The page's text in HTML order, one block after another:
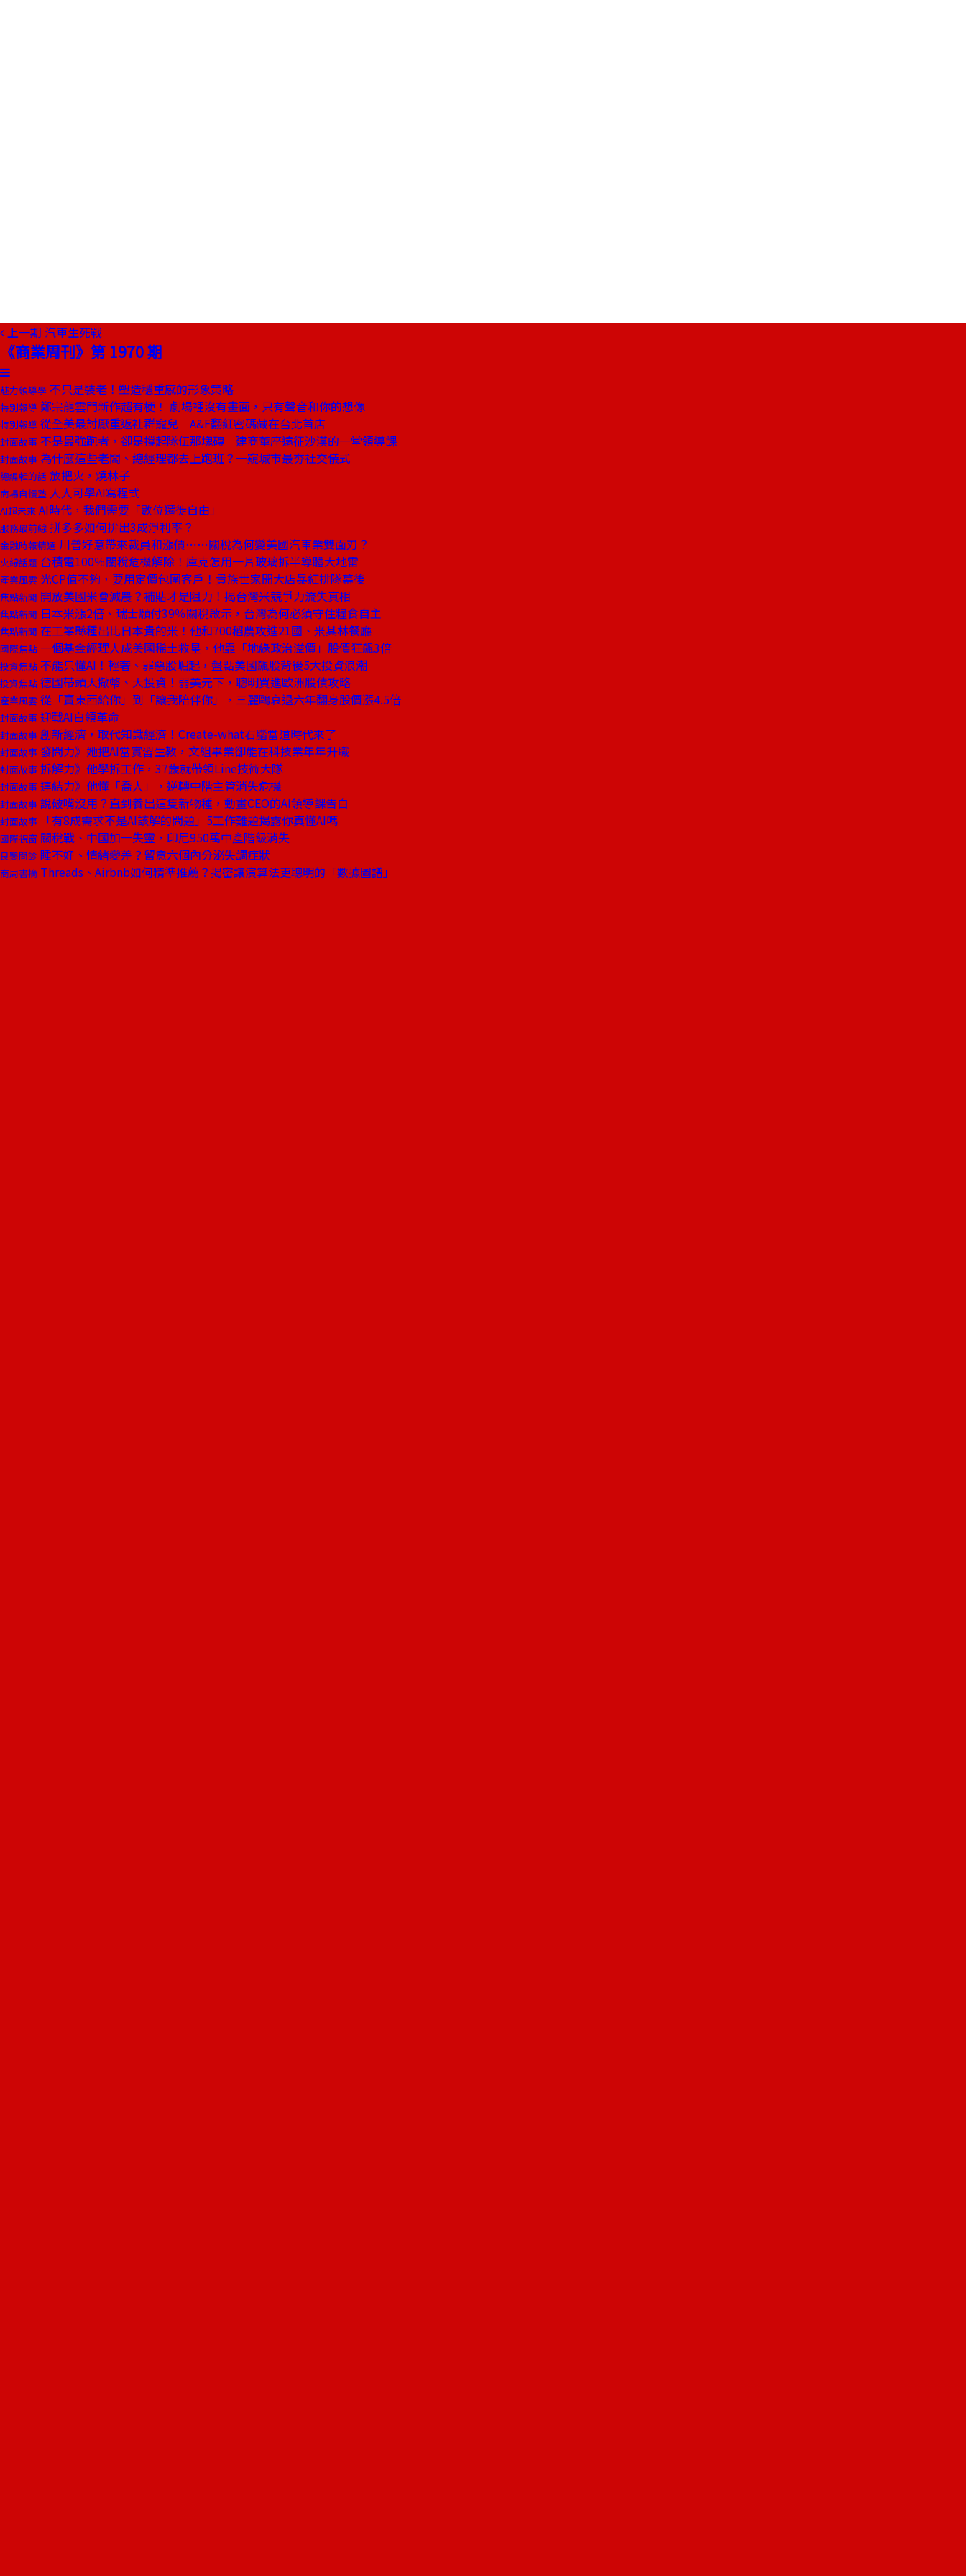
上一期 汽車生死戰
《商業周刊》第 1970 期
魅力領導學 不只是裝老！塑造穩重感的形象策略
特別報導 鄭宗龍雲門新作超有梗！ 劇場裡沒有畫面，只有聲音和你的想像
特別報導 從全美最討厭重返社群寵兒 A&F翻紅密碼藏在台北首店
封面故事 不是最強跑者，卻是撐起隊伍那塊磚 建商董座遠征沙漠的一堂領導課
封面故事 為什麼這些老闆、總經理都去上跑班？一窺城市最夯社交儀式
總編輯的話 放把火，燒林子
商場自慢塾 人人可學AI寫程式
AI超未來 AI時代，我們需要「數位遷徙自由」
服務最前線 拼多多如何拚出3成淨利率？
金融時報精選 川普好意帶來裁員和漲價⋯⋯關稅為何變美國汽車業雙面刃？
火線話題 台積電100％關稅危機解除！庫克怎用一片玻璃拆半導體大地雷
產業風雲 光CP值不夠，要用定價包圍客戶！貴族世家開大店暴紅排隊幕後
焦點新聞 開放美國米會滅農？補貼才是阻力！揭台灣米競爭力流失真相
焦點新聞 日本米漲2倍、瑞士願付39％關稅啟示，台灣為何必須守住糧食自主
焦點新聞 在工業縣種出比日本貴的米！他和700稻農攻進21國、米其林餐廳
國際焦點 一個基金經理人成美國稀土救星，他靠「地緣政治溢價」股價狂飆3倍
投資焦點 不能只懂AI！輕奢、罪惡股崛起，盤點美國飆股背後5大投資浪潮
投資焦點 德國帶頭大撒幣、大投資！弱美元下，聰明買進歐洲股債攻略
產業風雲 從「賣東西給你」到「讓我陪伴你」，三麗鷗衰退六年翻身股價漲4.5倍
封面故事 迎戰AI白領革命
封面故事 創新經濟，取代知識經濟！Create-what右腦當道時代來了
封面故事 發問力》她把AI當實習生教，文組畢業卻能在科技業年年升職
封面故事 拆解力》他學拆工作，37歲就帶領Line技術大隊
封面故事 連結力》他懂「喬人」，逆轉中階主管消失危機
封面故事 說破嘴沒用？直到養出這隻新物種，動畫CEO的AI領導課告白
封面故事 「有8成需求不是AI該解的問題」5工作難題揭露你真懂AI嗎
國際視窗 關稅戰、中國加一失靈，印尼950萬中產階級消失
良醫問診 睡不好、情緒變差？留意六個內分泌失調症狀
商周書摘 Threads、Airbnb如何精準推薦？揭密讓演算法更聰明的「數據圖譜」